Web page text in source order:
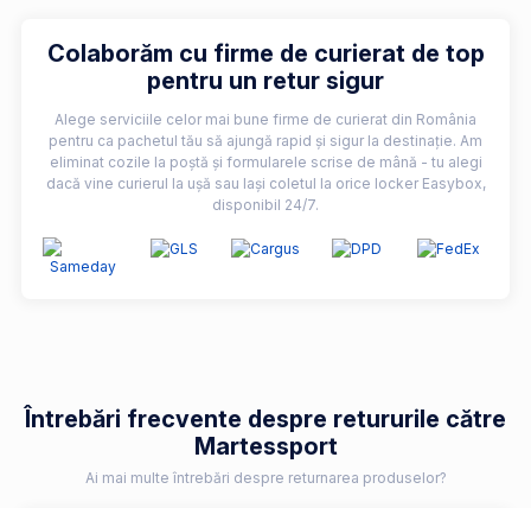
Colaborăm cu firme de curierat de top
pentru un retur sigur
Alege serviciile celor mai bune firme de curierat din România
pentru ca pachetul tău să ajungă rapid și sigur la destinație. Am
eliminat cozile la poștă și formularele scrise de mână - tu alegi
dacă vine curierul la ușă sau lași coletul la orice locker Easybox,
disponibil 24/7.
Întrebări frecvente despre retururile către
Martessport
Ai mai multe întrebări despre returnarea produselor?